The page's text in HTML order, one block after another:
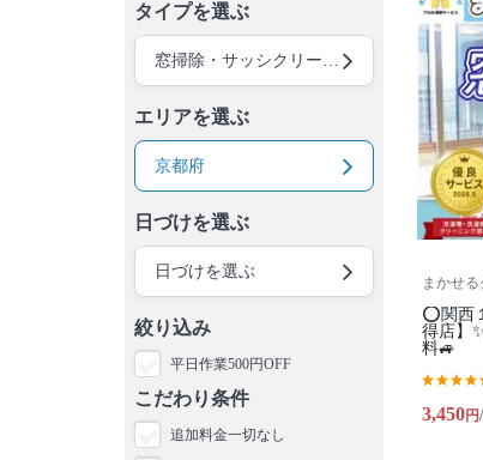
タイプを選ぶ
エリアを選ぶ
京都府
日づけを選ぶ
日づけを選ぶ
絞り込み
平日作業500円OFF
こだわり条件
追加料金一切なし
まかせ
⭕関西
得店】
料🚙
3,450円